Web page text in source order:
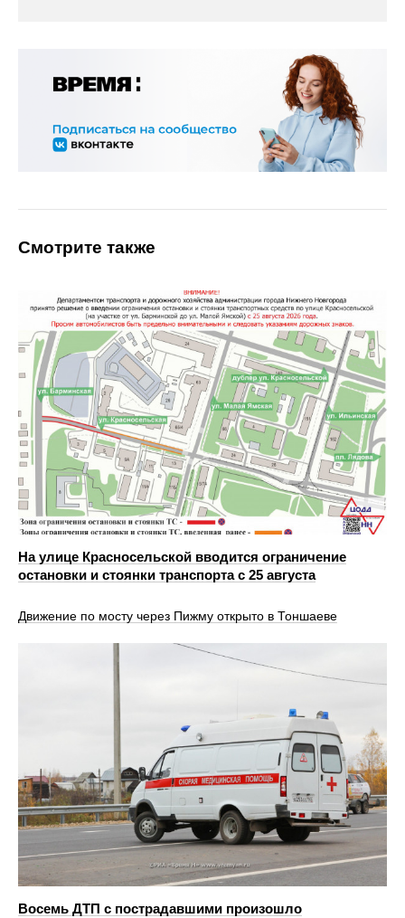
Смотрите также
На улице Красносельской вводится ограничение
остановки и стоянки транспорта с 25 августа
Движение по мосту через Пижму открыто в Тоншаеве
Восемь ДТП с пострадавшими произошло